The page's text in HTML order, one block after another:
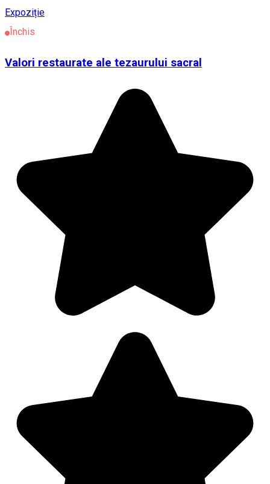
Expoziție
Închis
Valori restaurate ale tezaurului sacral